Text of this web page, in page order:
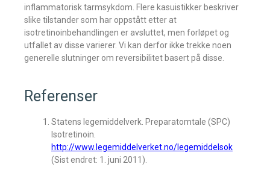
inflammatorisk tarmsykdom. Flere kasuistikker beskriver
slike tilstander som har oppstått etter at
isotretinoinbehandlingen er avsluttet, men forløpet og
utfallet av disse varierer. Vi kan derfor ikke trekke noen
generelle slutninger om reversibilitet basert på disse.
Referenser
Statens legemiddelverk. Preparatomtale (SPC)
Isotretinoin.
http://www.legemiddelverket.no/legemiddelsok
(Sist endret: 1. juni 2011).